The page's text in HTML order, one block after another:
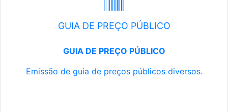
GUIA DE PREÇO PÚBLICO
GUIA DE PREÇO PÚBLICO
Emissão de guia de preços públicos diversos.